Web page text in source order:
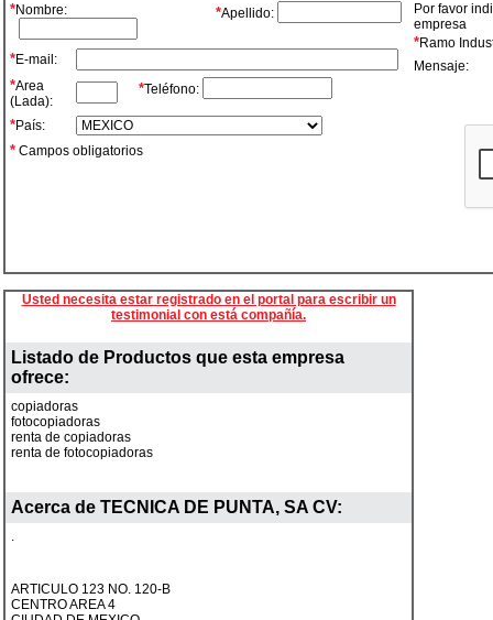
*Nombre: *Apellido:
*E-mail:
*Area
(Lada):
*Teléfono:
*País:
* Campos obligatorios
Por favor
empresa
*Ramo
Mensaje:
Usted necesita estar registrado en el portal para escribir un
testimonial con está compañía.
Listado de Productos que esta empresa
ofrece:
copiadoras
fotocopiadoras
renta de copiadoras
renta de fotocopiadoras
Acerca de TECNICA DE PUNTA, SA CV:
.
ARTICULO 123 NO. 120-B
CENTRO AREA 4